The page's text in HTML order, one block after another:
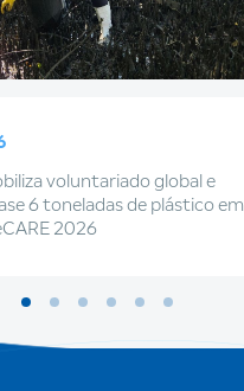
voluntariado global e
6 toneladas de plástico em
2026